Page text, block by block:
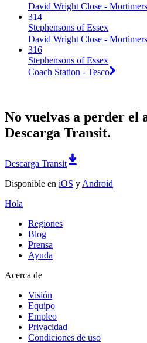
David Wright Close -
314
Stephensons of Essex
David Wright Close -
316
Stephensons of Essex
Coach Station - Tesco
No vuelvas a perder el
Descarga Transit.
Descarga Transit
Disponible en iOS y Android
Hola
Regiones
Blog
Prensa
Ayuda
Acerca de
Visión
Equipo
Empleo
Privacidad
Condiciones de uso